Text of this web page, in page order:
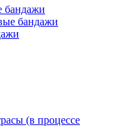
бандажи
бандажи
(в процессе